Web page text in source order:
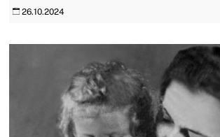
26.10.2024